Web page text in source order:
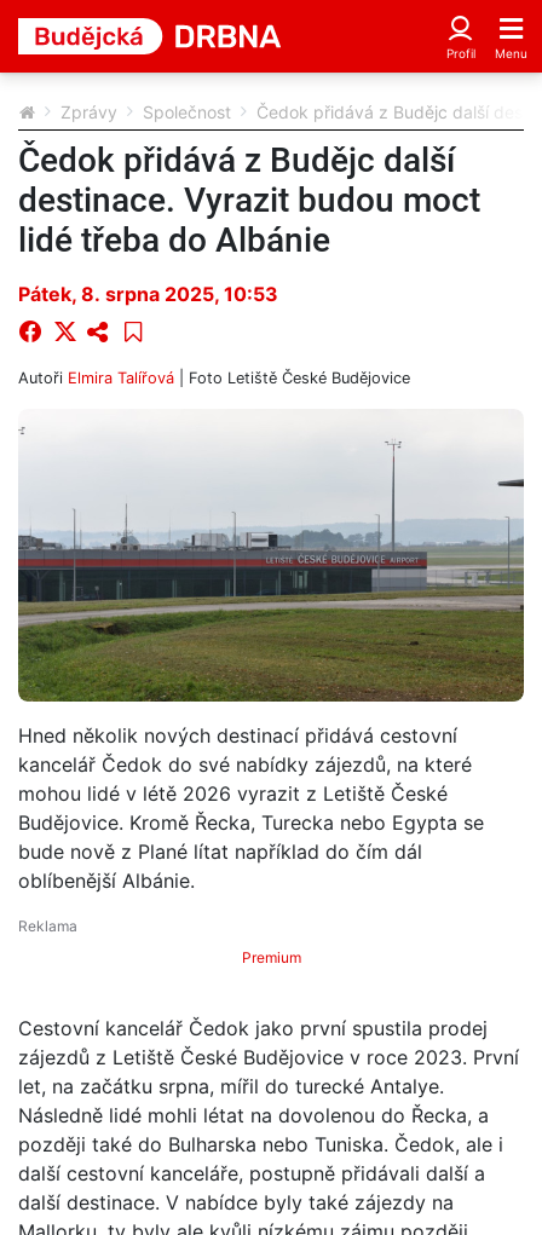
Zprávy Společnost Čedok přidává z Budějc další
Čedok přidává z Budějc další
destinace. Vyrazit budou moct
lidé třeba do Albánie
Pátek, 8. srpna 2025, 10:53
Autoři Elmira Talířová | Foto Letiště České Budějovice
Hned několik nových destinací přidává cestovní
kancelář Čedok do své nabídky zájezdů, na které
mohou lidé v létě 2026 vyrazit z Letiště České
Budějovice. Kromě Řecka, Turecka nebo Egypta se
bude nově z Plané lítat například do čím dál
oblíbenější Albánie.
Premium
Cestovní kancelář Čedok jako první spustila prodej
zájezdů z Letiště České Budějovice v roce 2023. První
let, na začátku srpna, mířil do turecké Antalye.
Následně lidé mohli létat na dovolenou do Řecka, a
později také do Bulharska nebo Tuniska. Čedok, ale i
další cestovní kanceláře, postupně přidávali další a
další destinace. V nabídce byly také zájezdy na